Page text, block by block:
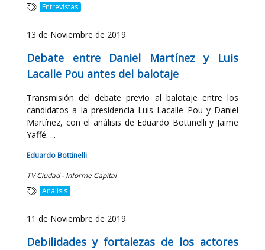
Entrevistas
13 de Noviembre de 2019
Debate entre Daniel Martínez y Luis
Lacalle Pou antes del balotaje
Transmisión del debate previo al balotaje entre los
candidatos a la presidencia Luis Lacalle Pou y Daniel
Martínez, con el análisis de Eduardo Bottinelli y Jaime
Yaffé. ...
Eduardo Bottinelli
TV Ciudad - Informe Capital
Análisis
11 de Noviembre de 2019
Debilidades y fortalezas de los actores